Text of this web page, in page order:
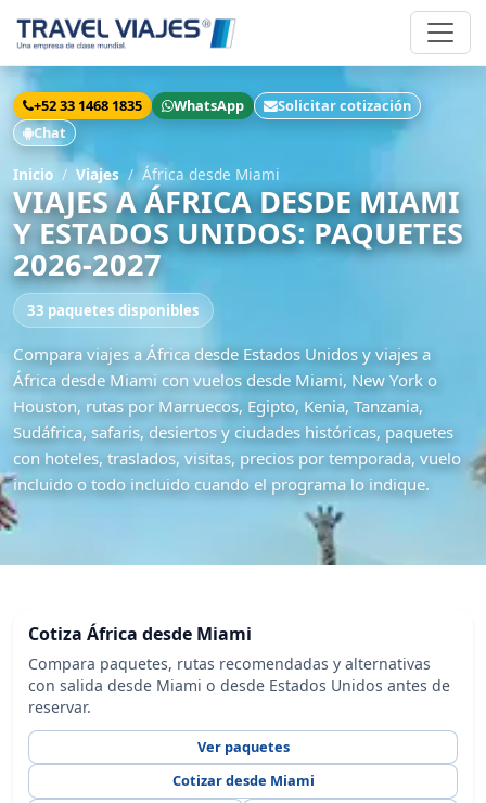
+52 33 1468 1835 WhatsApp
Solicitar cotización
Chat
Inicio Viajes África desde Miami
VIAJES A ÁFRICA DESDE MIAMI
Y ESTADOS UNIDOS: PAQUETES
2026-2027
33 paquetes disponibles
Compara viajes a África desde Estados Unidos y viajes a
África desde Miami con vuelos desde Miami, New York o
Houston, rutas por Marruecos, Egipto, Kenia, Tanzania,
Sudáfrica, safaris, desiertos y ciudades históricas, paquetes
con hoteles, traslados, visitas, precios por temporada, vuelo
incluido o todo incluido cuando el programa lo indique.
Cotiza África desde Miami
Compara paquetes, rutas recomendadas y alternativas
con salida desde Miami o desde Estados Unidos antes de
reservar.
Ver paquetes
Cotizar desde Miami